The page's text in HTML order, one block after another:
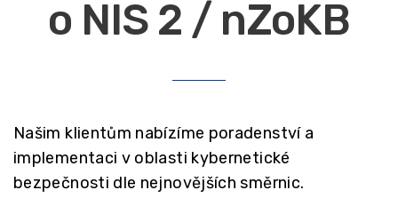
o NIS 2 / nZoKB
Našim klientům nabízíme poradenství a
implementaci v oblasti kybernetické
bezpečnosti dle nejnovějších směrnic.